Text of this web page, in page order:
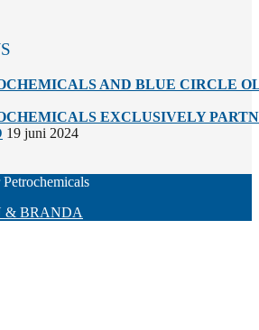
AND BLUE CIRCLE
EXCLUSIVELY
19 juni 2024
& BRANDA